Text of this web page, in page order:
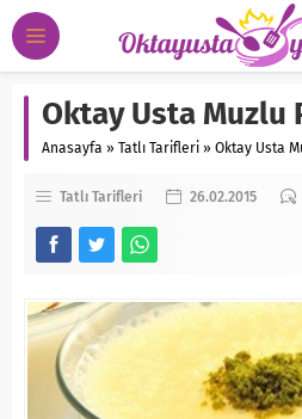
Oktay Usta Muzlu
Anasayfa » Tatlı Tarifleri » Oktay Usta
Tatlı Tarifleri 26.02.2015